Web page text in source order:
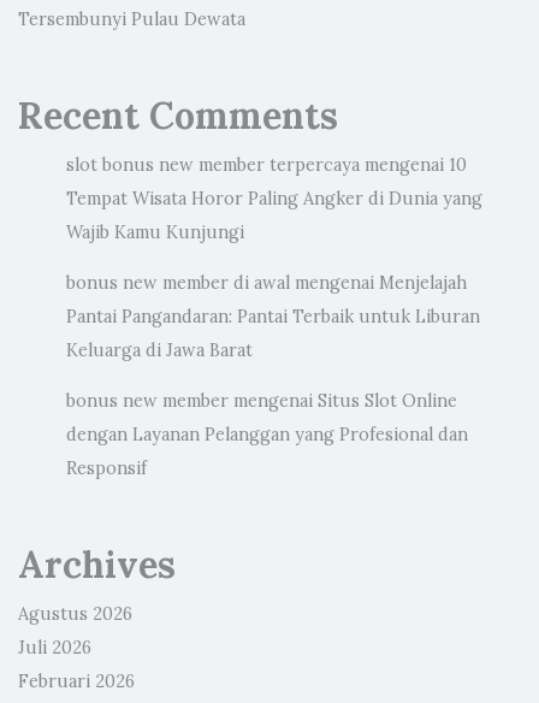
Tersembunyi Pulau Dewata
Recent Comments
slot bonus new member terpercaya mengenai 10
Tempat Wisata Horor Paling Angker di Dunia yang
Wajib Kamu Kunjungi
bonus new member di awal mengenai Menjelajah
Pantai Pangandaran: Pantai Terbaik untuk Liburan
Keluarga di Jawa Barat
bonus new member mengenai Situs Slot Online
dengan Layanan Pelanggan yang Profesional dan
Responsif
Archives
Agustus 2026
Juli 2026
Februari 2026